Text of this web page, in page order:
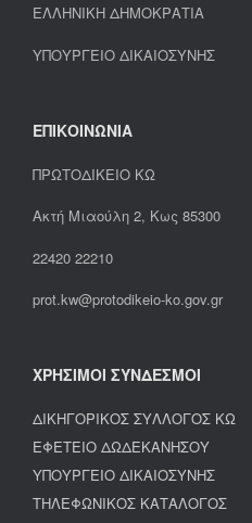
ΕΛΛΗΝΙΚΗ ΔΗΜΟΚΡΑΤΙΑ
ΥΠΟΥΡΓΕΙΟ ΔΙΚΑΙΟΣΥΝΗΣ
ΕΠΙΚΟΙΝΩΝΙΑ
ΠΡΩΤΟΔΙΚΕΙΟ ΚΩ
Ακτή Μιαούλη 2, Κως 85300
22420 22210
prot.kw@protodikeio-ko.gov.gr
ΧΡΗΣΙΜΟΙ ΣΥΝΔΕΣΜΟΙ
ΔΙΚΗΓΟΡΙΚΟΣ ΣΥΛΛΟΓΟΣ ΚΩ
ΕΦΕΤΕΙΟ ΔΩΔΕΚΑΝΗΣΟΥ
ΥΠΟΥΡΓΕΙΟ ΔΙΚΑΙΟΣΥΝΗΣ
ΤΗΛΕΦΩΝΙΚΟΣ ΚΑΤΑΛΟΓΟΣ